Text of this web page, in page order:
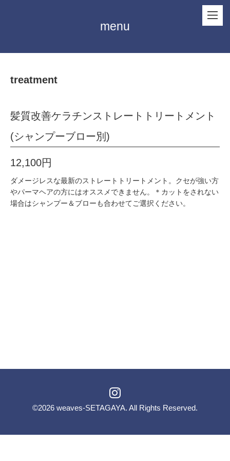
menu
treatment
髪質改善ケラチンストレートトリートメント
(シャンプーブロー別)
12,100円
ダメージレスな最新のストレートトリートメント。クセが強い方
やパーマヘアの方にはオススメできません。＊カットをされない
場合はシャンプー＆ブローも合わせてご選択ください。
©2026 weaves-SETAGAYA. All Rights Reserved.